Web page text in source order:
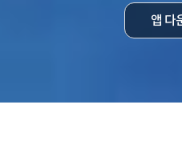
앱 다